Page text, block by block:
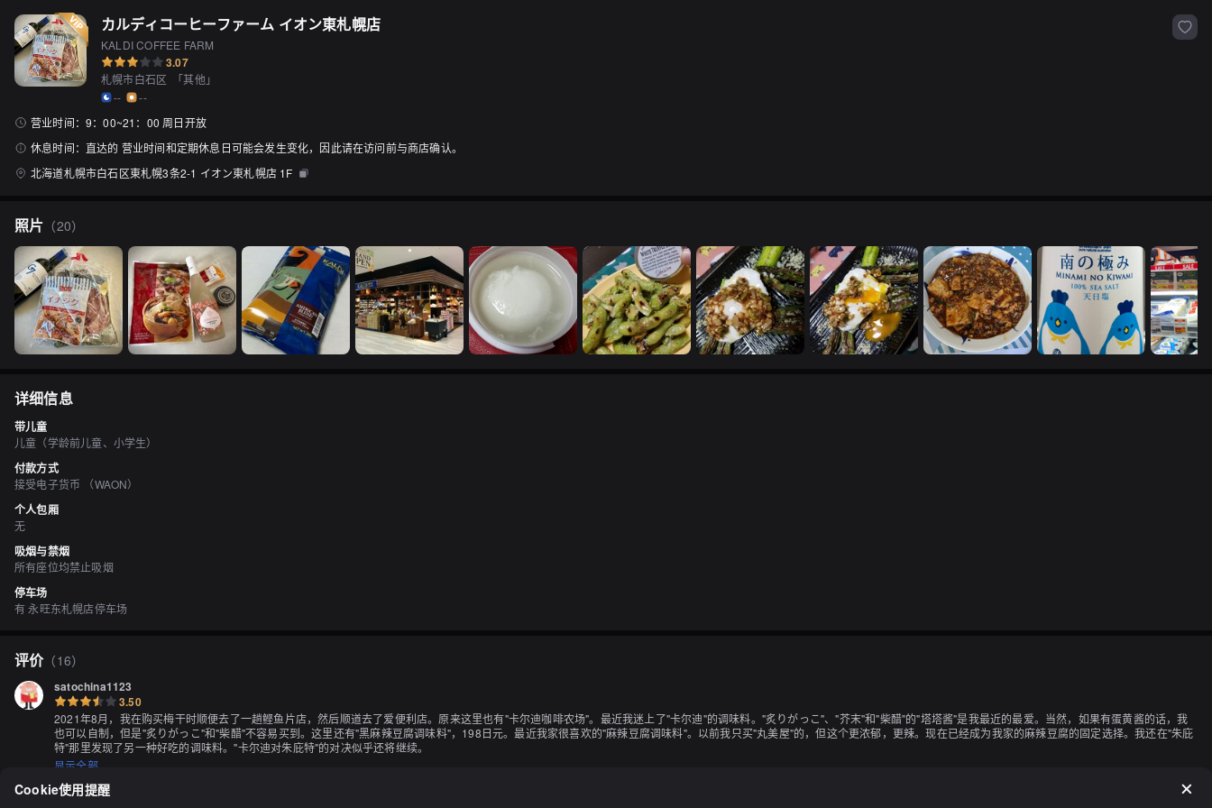
カルディコーヒーファーム イオン東札幌店
KALDI COFFEE FARM
3.07
札幌市白石区 「其他」
--
--
营业时间： 9：00~21：00 周日开放
休息时间： 直达的 营业时间和定期休息日可能会发生变化，因此请在访问前与商店确认。
北海道札幌市白石区東札幌3条2-1 イオン東札幌店 1F
照片 （20）
详细信息
带儿童
儿童（学龄前儿童、小学生）
付款方式
接受电子货币 （WAON）
个人包厢
无
吸烟与禁烟
所有座位均禁止吸烟
停车场
有 永旺东札幌店停车场
评价（16）
satochina1123
3.50
2021年8月，我在购买梅干时顺便去了一趟鲣鱼片店，然后顺道去了爱便利店。原来这里也有"卡尔迪咖啡农场"。最近我迷上了"卡尔迪"的调味料。"炙りがっこ"、"芥末"和"柴醋"的"塔塔酱"是我最近的最爱。当然，如果有蛋黄酱的话，我
也可以自制，但是"炙りがっこ"和"柴醋"不容易买到。这里还有"黑麻辣豆腐调味料"，198日元。最近我家很喜欢的"麻辣豆腐调味料"。以前我只买"丸美屋"的，但这个更浓郁，更辣。现在已经成为我家的麻辣豆腐的固定选择。我还在"朱庇
特"那里发现了另一种好吃的调味料。"卡尔迪对朱庇特"的对决似乎还将继续。
显示全部
Cookie使用提醒